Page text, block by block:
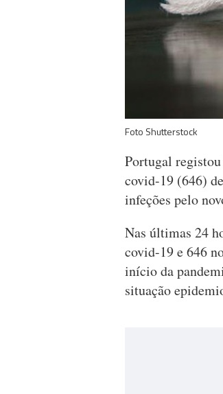
Foto Shutterstock
Portugal
covid-19 (646)
infeções pelo
Nas últimas 24
covid-19 e 646
início da
situação